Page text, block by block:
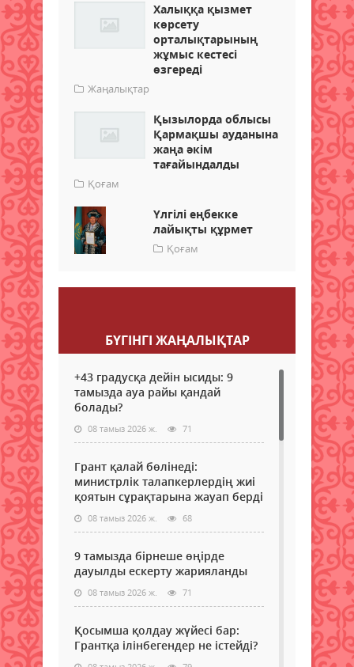
Халыққа қызмет
көрсету
орталықтарының
жұмыс кестесі
өзгереді
Жаңалықтар
Қызылорда облысы
Қармақшы ауданына
жаңа әкім
тағайындалды
Қоғам
Үлгілі еңбекке
лайықты құрмет
Қоғам
БҮГІНГI ЖАҢАЛЫҚТАР
+43 градусқа дейін ысиды: 9
тамызда ауа райы қандай
болады?
08 тамыз 2026 ж. 71
Грант қалай бөлінеді:
министрлік талапкерлердің жиі
қоятын сұрақтарына жауап берді
08 тамыз 2026 ж. 68
9 тамызда бірнеше өңірде
дауылды ескерту жарияланды
08 тамыз 2026 ж. 71
Қосымша қолдау жүйесі бар:
Грантқа ілінбегендер не істейді?